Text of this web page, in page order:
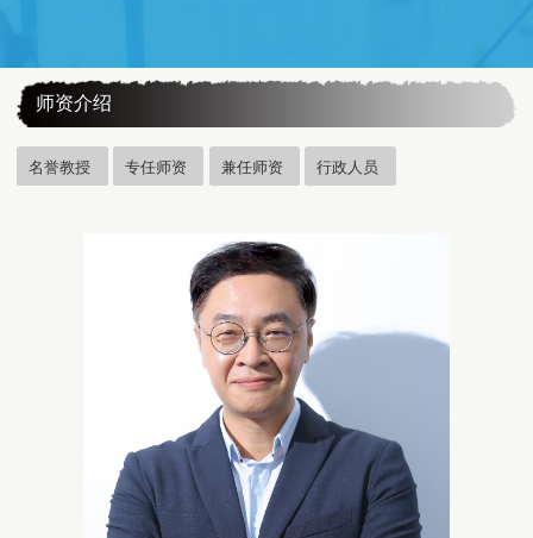
师资介绍
名誉教授 专任师资 兼任师资 行政人员